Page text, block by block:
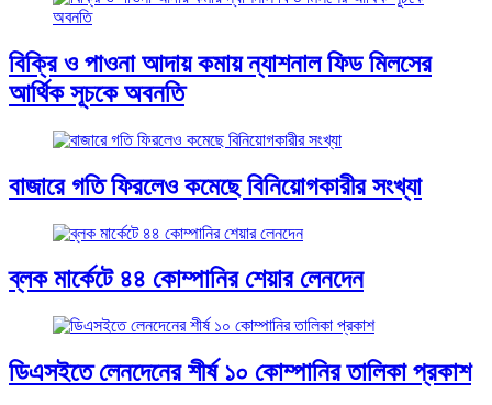
বিক্রি ও পাওনা আদায় কমায় ন্যাশনাল ফিড মিলসের
আর্থিক সূচকে অবনতি
বাজারে গতি ফিরলেও কমেছে বিনিয়োগকারীর সংখ্যা
ব্লক মার্কেটে ৪৪ কোম্পানির শেয়ার লেনদেন
ডিএসইতে লেনদেনের শীর্ষ ১০ কোম্পানির তালিকা প্রকাশ